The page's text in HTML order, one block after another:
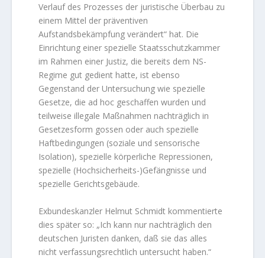
Verlauf des Prozesses der juristische Überbau zu
einem Mittel der präventiven
Aufstandsbekämpfung verändert“ hat. Die
Einrichtung einer spezielle Staatsschutzkammer
im Rahmen einer Justiz, die bereits dem NS-
Regime gut gedient hatte, ist ebenso
Gegenstand der Untersuchung wie spezielle
Gesetze, die ad hoc geschaffen wurden und
teilweise illegale Maßnahmen nachträglich in
Gesetzesform gossen oder auch spezielle
Haftbedingungen (soziale und sensorische
Isolation), spezielle körperliche Repressionen,
spezielle (Hochsicherheits-)Gefängnisse und
spezielle Gerichtsgebäude.
Exbundeskanzler Helmut Schmidt kommentierte
dies später so: „Ich kann nur nachträglich den
deutschen Juristen danken, daß sie das alles
nicht verfassungsrechtlich untersucht haben.“